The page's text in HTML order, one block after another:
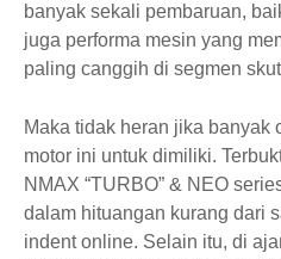
banyak sekali pembaruan,
juga performa mesin yang
paling canggih di segmen
Maka tidak heran jika banyak
motor ini untuk dimiliki.
NMAX “TURBO” & NEO
dalam hituangan kurang dari
indent online. Selain itu, di